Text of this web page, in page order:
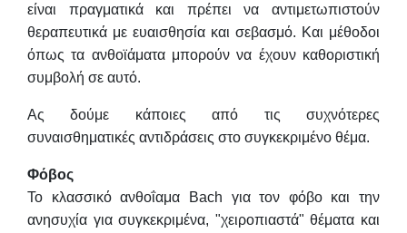
είναι πραγματικά και πρέπει να αντιμετωπιστούν
θεραπευτικά με ευαισθησία και σεβασμό. Και μέθοδοι
όπως τα ανθοϊάματα μπορούν να έχουν καθοριστική
συμβολή σε αυτό.
Ας δούμε κάποιες από τις συχνότερες
συναισθηματικές αντιδράσεις στο συγκεκριμένο θέμα.
Φόβος
Το κλασσικό ανθοΐαμα Bach για τον φόβο και την
ανησυχία για συγκεκριμένα, "χειροπιαστά" θέματα και